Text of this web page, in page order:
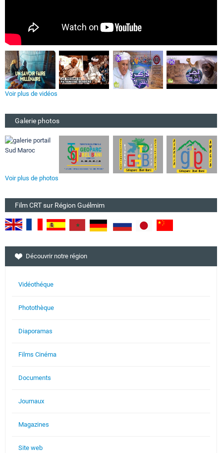
Voir plus de vidéos
Galerie photos
Voir plus de photos
Film CRT sur Région Guélmim
Découvrir notre région
Vidéothéque
Photothèque
Diaporamas
Films Cinéma
Documents
Journaux
Magazines
Site web